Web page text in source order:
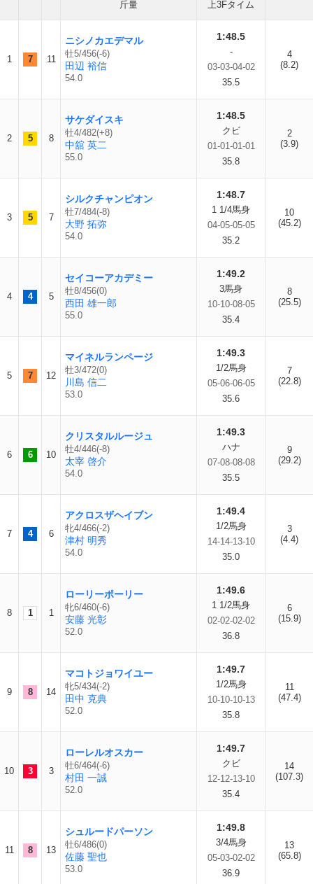
斤量
上3Fタイム
1 7 11
ニシノカエデマル
牡5/456(-6)
田辺 裕信
54.0
1:48.5
-
03-03-04-02
35.5
4
(8.2)
2 5 8
サケダイスキ
牡4/482(+8)
中舘 英二
55.0
1:48.5
クビ
01-01-01-01
35.8
2
(3.9)
3 5 7
シルクチャンピオン
牡7/484(-8)
大野 拓弥
54.0
1:48.7
1 1/4馬身
04-05-05-05
35.2
10
(45.2)
4 4 5
セイコーアカデミー
牡8/456(0)
西田 雄一郎
55.0
1:49.2
3馬身
10-10-08-05
35.4
8
(25.5)
5 7 12
マイネルランページ
牡3/472(0)
川島 信二
53.0
1:49.3
1/2馬身
05-06-06-05
35.6
7
(22.8)
6 6 10
クリスタルルージュ
牡4/446(-8)
太宰 啓介
54.0
1:49.3
ハナ
07-08-08-08
35.5
9
(29.2)
7 4 6
アクロスザヘイブン
牝4/466(-2)
津村 明秀
54.0
1:49.4
1/2馬身
14-14-13-10
35.0
3
(4.4)
8 1 1
ローリーポーリー
牝6/460(-6)
安藤 光彰
52.0
1:49.6
1 1/2馬身
02-02-02-02
36.8
6
(15.9)
9 8 14
マコトジョワイユー
牝5/434(-2)
田中 克典
52.0
1:49.7
1/2馬身
10-10-10-13
35.8
11
(47.4)
10 3 3
ローレルオスカー
牡6/464(-6)
村田 一誠
52.0
1:49.7
クビ
12-12-13-10
35.4
14
(107.3)
11 8 13
シュルードパーソン
牡6/486(0)
佐藤 聖也
53.0
1:49.8
3/4馬身
05-03-02-02
36.9
13
(65.8)